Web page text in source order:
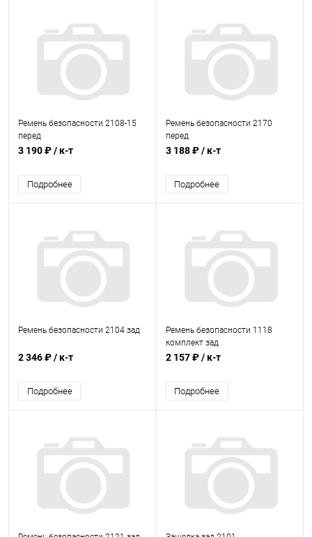
Ремень безопасности 2108-15
перед
3 190 ₽/ к-т
Подробнее
Ремень безопасности 2170
перед
3 188 ₽/ к-т
Подробнее
Ремень безопасности 2104 зад
2 346 ₽/ к-т
Подробнее
Ремень безопасности 1118
комплект зад
2 157 ₽/ к-т
Подробнее